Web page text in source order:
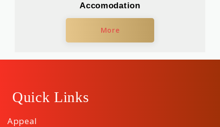
Accomodation
More
Quick Links
Appeal